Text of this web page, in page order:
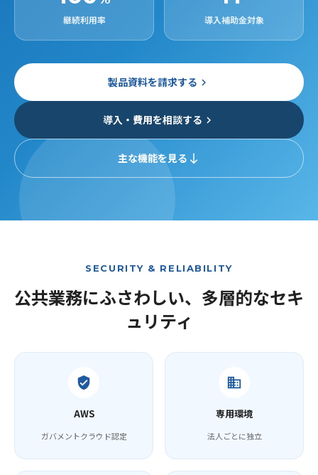
継続利用率 導入補助金対象
製品資料を請求する keyboard_arrow_right
導入・費用を相談する keyboard_arrow_right
主な機能を見る south
SECURITY & RELIABILITY
公共業務にふさわしい、多層的なセキ
ュリティ
verified_user
AWS
ガバメントクラウド認定
domain
専用環境
法人ごとに独立